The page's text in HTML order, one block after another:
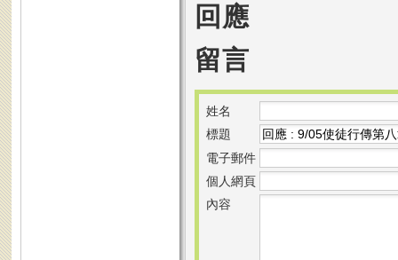
回應
留言
姓名
標題
電子郵件
個人網頁
內容